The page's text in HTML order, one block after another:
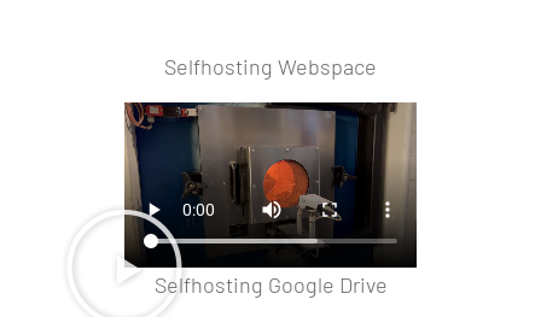
Selfhosting Webspace
Selfhosting Google Drive